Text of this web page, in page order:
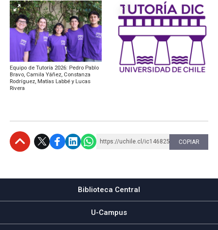
Equipo de Tutoría 2026: Pedro Pablo
Bravo, Camila Yáñez, Constanza
Rodríguez, Matías Labbé y Lucas
Rivera
https://uchile.cl/ic146825 COPIAR
Biblioteca Central
U-Campus